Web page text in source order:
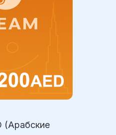
(Арабские